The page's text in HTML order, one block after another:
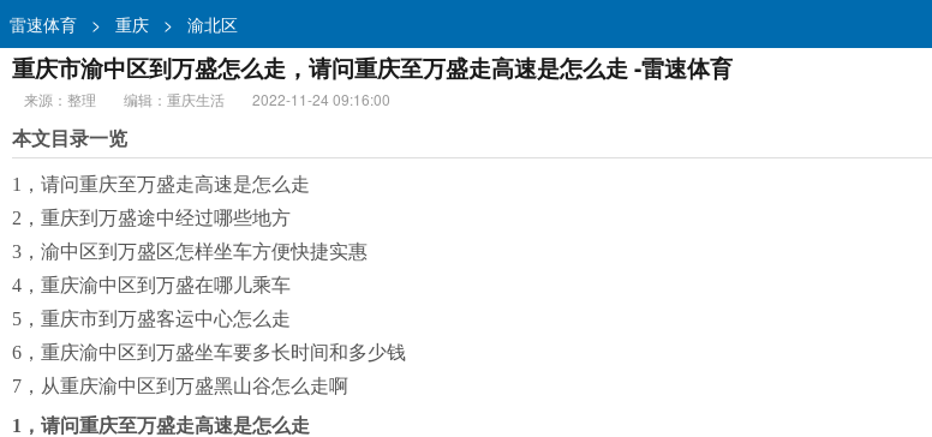
雷速体育 > 重庆 > 渝北区
重庆市渝中区到万盛怎么走，请问重庆至万盛走高速是怎么走 -雷速体育
来源：整理 编辑：重庆生活
2022-11-24 09:16:00
本文目录一览
1，请问重庆至万盛走高速是怎么走
2，重庆到万盛途中经过哪些地方
3，渝中区到万盛区怎样坐车方便快捷实惠
4，重庆渝中区到万盛在哪儿乘车
5，重庆市到万盛客运中心怎么走
6，重庆渝中区到万盛坐车要多长时间和多少钱
7，从重庆渝中区到万盛黑山谷怎么走啊
1，请问重庆至万盛走高速是怎么走